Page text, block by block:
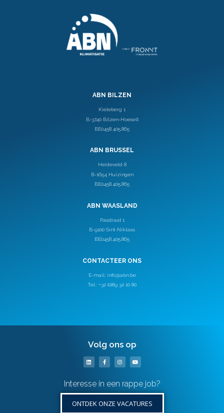
ABN BILZEN
Kieleberg 1
B-3740 Bilzen-Hoeselt
BE0458.405.865
ABN BRUSSEL
Heideveld 8
B-1654 Huizingen
BE0458.405.865
ABN WAASLAND
Passtraat 1
B-9100 Sint-Niklaas
BE0458.405.865
CONTACTEER ONS
E-mail: info@abn.be
Tel.: +32 (0)89 32 10 80
Volg ons op
Interesse in een rappe job?
ONTDEK ONZE VACATURES